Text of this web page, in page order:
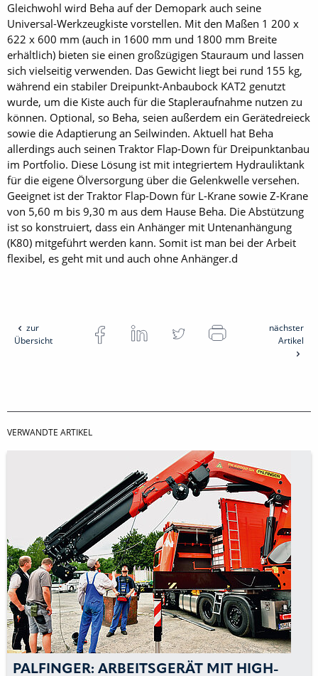
Gleichwohl wird Beha auf der Demopark auch seine
Universal-Werkzeugkiste vorstellen. Mit den Maßen 1 200 x
622 x 600 mm (auch in 1600 mm und 1800 mm Breite
erhältlich) bieten sie einen großzügigen Stauraum und lassen
sich vielseitig verwenden. Das Gewicht liegt bei rund 155 kg,
während ein stabiler Dreipunkt-Anbaubock KAT2 genutzt
wurde, um die Kiste auch für die Stapleraufnahme nutzen zu
können. Optional, so Beha, seien außerdem ein Gerätedreieck
sowie die Adaptierung an Seilwinden. Aktuell hat Beha
allerdings auch seinen Traktor Flap-Down für Dreipunktanbau
im Portfolio. Diese Lösung ist mit integriertem Hydrauliktank
für die eigene Ölversorgung über die Gelenkwelle versehen.
Geeignet ist der Traktor Flap-Down für L-Krane sowie Z-Krane
von 5,60 m bis 9,30 m aus dem Hause Beha. Die Abstützung
ist so konstruiert, dass ein Anhänger mit Untenanhängung
(K80) mitgeführt werden kann. Somit ist man bei der Arbeit
flexibel, es geht mit und auch ohne Anhänger.d
zur
Übersicht
nächster
Artikel
VERWANDTE ARTIKEL
PALFINGER: ARBEITSGERÄT MIT HIGH-